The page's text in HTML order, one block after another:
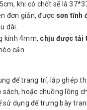
khi có chốt sẽ là
đơn giản, được sơn tĩnh
dài.
kính 4mm, chịu được tải
cắn.
để trang trí, lắp ghép
hoặc chuồng lồng
sử dụng để trưng bày